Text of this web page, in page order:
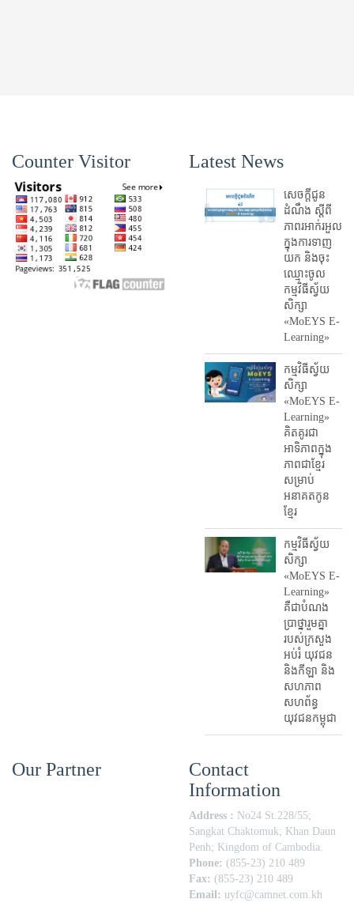
Counter Visitor Latest News
សេចក្តីជូន
ដំណឹង ស្តី​ពី
ភាព​រអាក់រអួល​
ក្នុងការ​ទាញ​
យក និង​ចុះ​
ឈ្មោះ​ចូល​
កម្មវិធី​ស្វ័យ
សិក្សា
«MoEYS E-
Learning»
កម្មវិធីស្វ័យ
សិក្សា
«MoEYS E-
Learning»
គិតគូរជា
អាទិភាពក្នុង
ភាពជាខ្មែរ
សម្រាប់
អនាគតកូន
ខ្មែរ
កម្មវិធីស្វ័យ
សិក្សា
«MoEYS E-
Learning»
គឺជាបំណង
ប្រាថ្នារួមគ្នា
របស់ក្រសួង
អប់រំ​ យុវជន
និងកីឡា និង
សហភាព
សហព័ន្ធ
យុវជនកម្ពុជា
Our Partner
Contact
Information
Address : No24 St.228/55;
Sangkat Chaktomuk; Khan Daun
Penh; Kingdom of Cambodia.
Phone: (855-23) 210 489
Fax: (855-23) 210 489
Email: uyfc@camnet.com.kh